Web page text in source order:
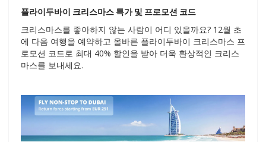
플라이두바이 크리스마스 특가 및 프로모션 코드
크리스마스를 좋아하지 않는 사람이 어디 있을까요? 12월 초
에 다음 여행을 예약하고 올바른 플라이두바이 크리스마스 프
로모션 코드로 최대 40% 할인을 받아 더욱 환상적인 크리스
마스를 보내세요.